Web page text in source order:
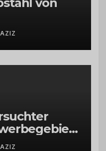
AZIZ
AZIZ